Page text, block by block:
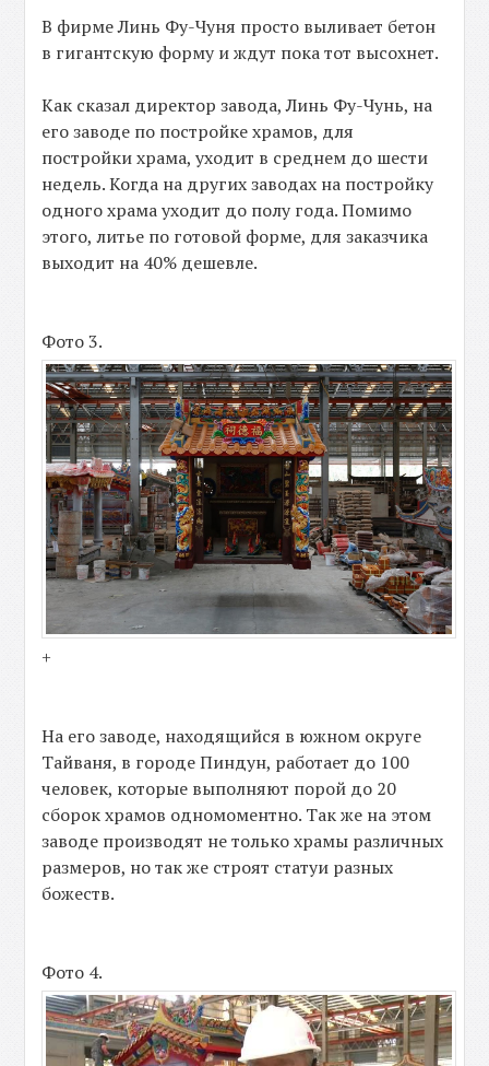
В фирме Линь Фу-Чуня просто выливает бетон
в гигантскую форму и ждут пока тот высохнет.
Как сказал директор завода, Линь Фу-Чунь, на
его заводе по постройке храмов, для
постройки храма, уходит в среднем до шести
недель. Когда на других заводах на постройку
одного храма уходит до полу года. Помимо
этого, литье по готовой форме, для заказчика
выходит на 40% дешевле.
Фото 3.
+
На его заводе, находящийся в южном округе
Тайваня, в городе Пиндун, работает до 100
человек, которые выполняют порой до 20
сборок храмов одномоментно. Так же на этом
заводе производят не только храмы различных
размеров, но так же строят статуи разных
божеств.
Фото 4.